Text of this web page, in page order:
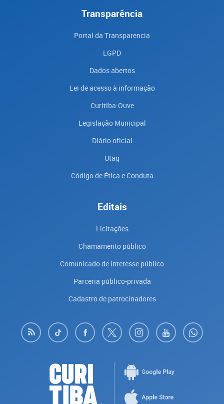
Transparência
Portal da Transparencia
LGPD
Dados abertos
Lei de acesso à informação
Curitiba-Ouve
Legislação Municipal
Diário oficial
Utag
Código de Ética e Conduta
Editais
Licitações
Chamamento público
Comunicado de interesse público
Parceria público-privada
Cadastro de patrocinadores